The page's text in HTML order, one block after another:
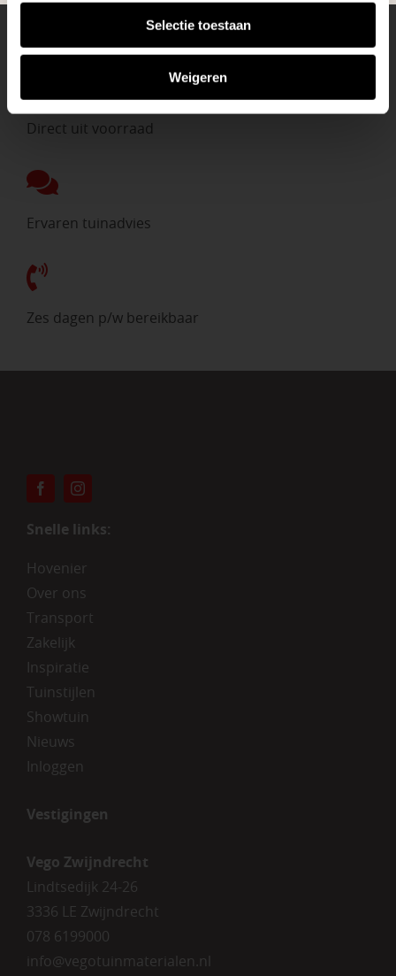
Selectie toestaan
Weigeren
Eigen bezorgdienst
Direct uit voorraad
Ervaren tuinadvies
Zes dagen p/w bereikbaar
Snelle links:
Hovenier
Over ons
Transport
Zakelijk
Inspiratie
Tuinstijlen
Showtuin
Nieuws
Inloggen
Vestigingen
Vego Zwijndrecht
Lindtsedijk 24-26
3336 LE Zwijndrecht
078 6199000
info@vegotuinmaterialen.nl